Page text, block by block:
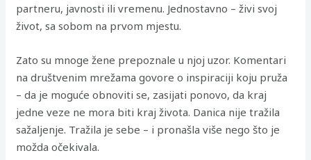
partneru, javnosti ili vremenu. Jednostavno – živi svoj
život, sa sobom na prvom mjestu.
Zato su mnoge žene prepoznale u njoj uzor. Komentari
na društvenim mrežama govore o inspiraciji koju pruža
– da je moguće obnoviti se, zasijati ponovo, da kraj
jedne veze ne mora biti kraj života. Danica nije tražila
sažaljenje. Tražila je sebe – i pronašla više nego što je
možda očekivala.